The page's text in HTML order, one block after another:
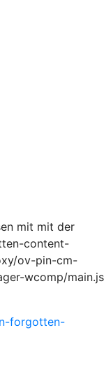
mit mit der
content-
ov-pin-cm-
wcomp/main.js
forgotten-